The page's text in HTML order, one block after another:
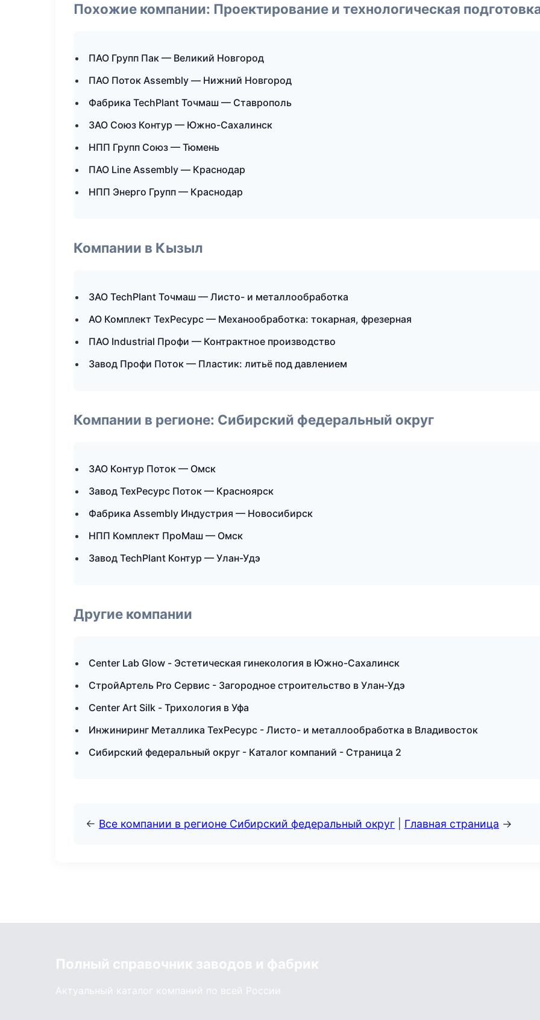
Похожие компании: Проектирование и технологическая
ПАО Групп Пак — Великий Новгород
ПАО Поток Assembly — Нижний Новгород
Фабрика TechPlant Точмаш — Ставрополь
ЗАО Союз Контур — Южно-Сахалинск
НПП Групп Союз — Тюмень
ПАО Line Assembly — Краснодар
НПП Энерго Групп — Краснодар
Компании в Кызыл
ЗАО TechPlant Точмаш — Листо- и металлообработка
АО Комплект ТехРесурс — Механообработка: токарная, фрезерная
ПАО Industrial Профи — Контрактное производство
Завод Профи Поток — Пластик: литьё под давлением
Компании в регионе: Сибирский федеральный округ
ЗАО Контур Поток — Омск
Завод ТехРесурс Поток — Красноярск
Фабрика Assembly Индустрия — Новосибирск
НПП Комплект ПроМаш — Омск
Завод TechPlant Контур — Улан-Удэ
Другие компании
Center Lab Glow - Эстетическая гинекология в Южно-Сахалинск
СтройАртель Pro Сервис - Загородное строительство в Улан-Удэ
Center Art Silk - Трихология в Уфа
Инжиниринг Металлика ТехРесурс - Листо- и металлообработка в Владивосток
Сибирский федеральный округ - Каталог компаний - Страница 2
← Все компании в регионе Сибирский федеральный округ Главная страница →
Полный справочник заводов и фабрик
Актуальный каталог компаний по всей России